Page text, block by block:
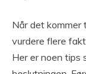
Når det kommer
vurdere flere
Her er noen tips